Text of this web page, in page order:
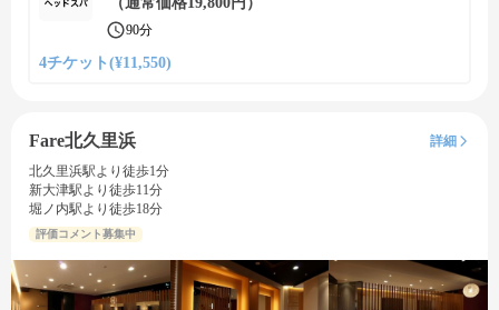
90分
4チケット(¥11,550)
Fare北久里浜
詳細
北久里浜駅より徒歩1分
新大津駅より徒歩11分
堀ノ内駅より徒歩18分
評価コメント募集中